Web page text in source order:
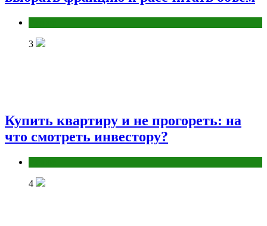
3
Купить квартиру и не прогореть: на
что смотреть инвестору?
4